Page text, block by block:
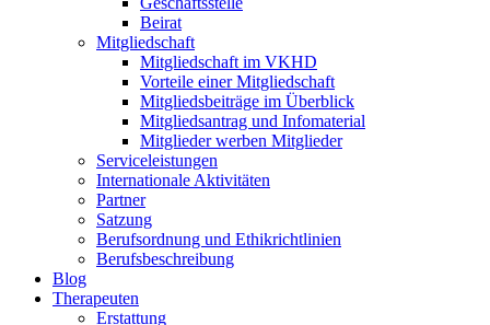
Beirat
Mitgliedschaft
Mitgliedschaft im VKHD
Vorteile einer Mitgliedschaft
Mitgliedsbeiträge im Überblick
Mitgliedsantrag und Infomaterial
Mitglieder werben Mitglieder
Serviceleistungen
Internationale Aktivitäten
Partner
Satzung
Berufsordnung und Ethikrichtlinien
Berufsbeschreibung
Blog
Therapeuten
Erstattung